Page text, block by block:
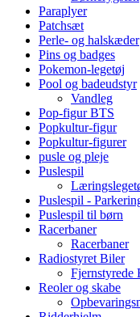
Paraplyer
Patchsæt
Perle- og halskæder
Pins og badges
Pokemon-legetøj
Pool og badeudstyr
Vandleg
Pop-figur BTS
Popkultur-figur
Popkultur-figurer
pusle og pleje
Puslespil
Puslespil -
Puslespil til børn
Racerbaner
Racerbaner
Radiostyret Biler
Fjernstyrede
Reoler og skabe